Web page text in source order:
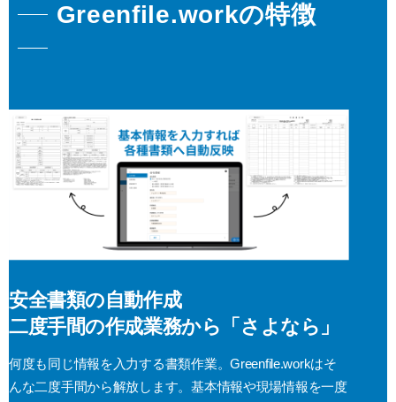
Greenfile.workの特徴
安全書類の自動作成
二度手間の作成業務から「さよなら」
何度も同じ情報を入力する書類作業。Greenfile.workはそ
んな二度手間から解放します。基本情報や現場情報を一度